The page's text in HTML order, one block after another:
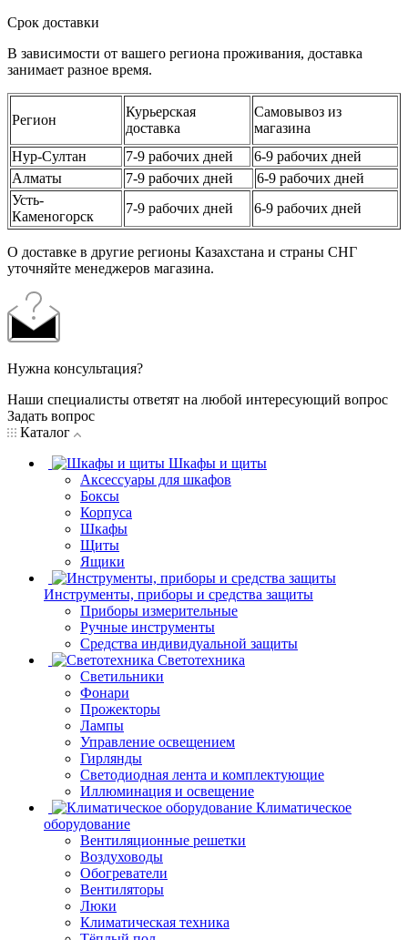
Срок доставки
В зависимости от вашего региона проживания, доставка
занимает разное время.
Регион
Курьерская
доставка
Самовывоз из
магазина
Нур-Султан
7-9 рабочих дней
6-9 рабочих дней
Алматы
7-9 рабочих дней
6-9 рабочих дней
Усть-
Каменогорск
7-9 рабочих дней 6-9 рабочих дней
О доставке в другие регионы Казахстана и страны СНГ
уточняйте менеджеров магазина.
Нужна консультация?
Наши специалисты ответят на любой интересующий вопрос
Задать вопрос
Каталог
Шкафы и щиты
Аксессуары для шкафов
Боксы
Корпуса
Шкафы
Щиты
Ящики
Инструменты, приборы и средства защиты
Приборы измерительные
Ручные инструменты
Средства индивидуальной защиты
Светотехника
Светильники
Фонари
Прожекторы
Лампы
Управление освещением
Гирлянды
Светодиодная лента и комплектующие
Иллюминация и освещение
Климатическое
оборудование
Вентиляционные решетки
Воздуховоды
Обогреватели
Вентиляторы
Люки
Климатическая техника